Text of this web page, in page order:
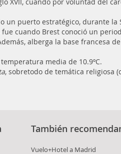
puerto estratégico, durante
cuando Brest conoció un
alberga la base francesa
media de 10.9ºC.
, sobretodo de temática religiosa
También
Vuelo+Hotel a Madrid